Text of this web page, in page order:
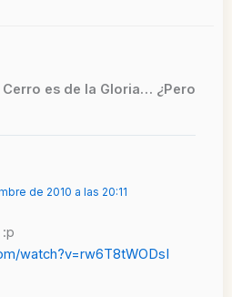
es de la Gloria… ¿Pero
de 2010 a las 20:11
watch?v=rw6T8tWODsI